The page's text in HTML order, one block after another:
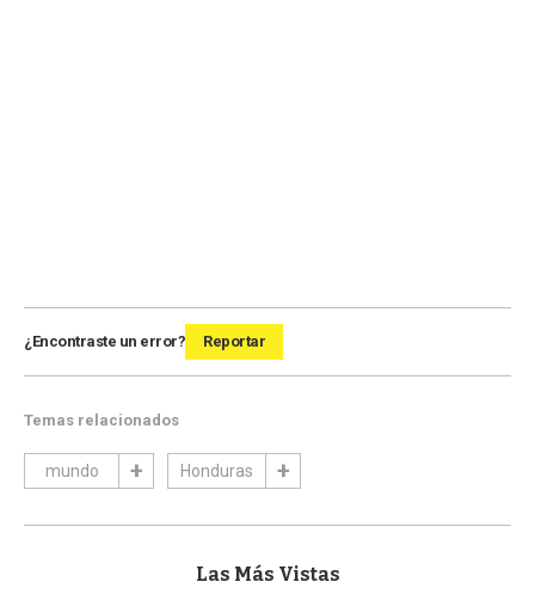
¿Encontraste un error? Reportar
Temas relacionados
mundo Honduras
Las Más Vistas